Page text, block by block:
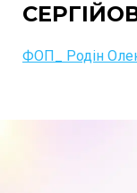
ФОП_ Родін